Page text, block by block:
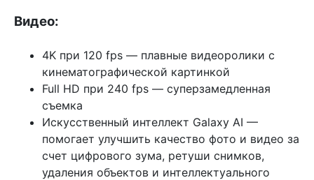
Видео:
4K при 120 fps — плавные видеоролики с
кинематографической картинкой
Full HD при 240 fps — суперзамедленная
съемка
Искусственный интеллект Galaxy AI —
помогает улучшить качество фото и видео за
счет цифрового зума, ретуши снимков,
удаления объектов и интеллектуального